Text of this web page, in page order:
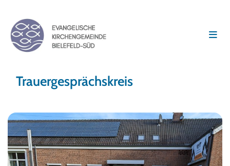
Trauergesprächskreis